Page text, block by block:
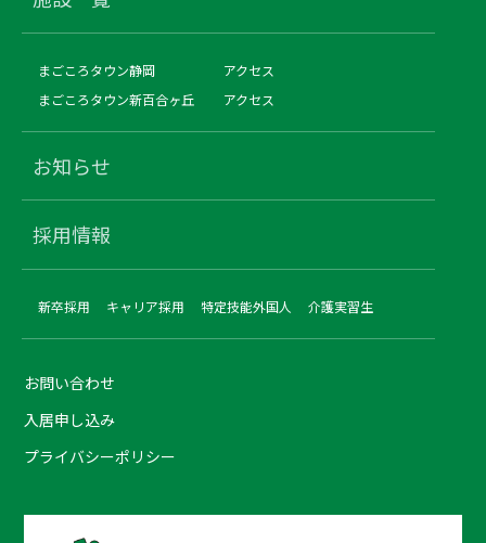
まごころタウン静岡
アクセス
まごころタウン新百合ヶ丘
アクセス
お知らせ
採用情報
新卒採用 キャリア採用 特定技能外国人 介護実習生
お問い合わせ
入居申し込み
プライバシーポリシー